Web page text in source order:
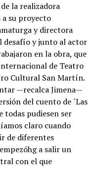
la realizadora
a su proyecto
y directora
desafío y junto al actor
en la obra, que
de Teatro
Cultural San Martín.
—recalca Jimena—
del cuento de ´Las
todas pudiesen ser
claro cuando
de diferentes
a salir un
con el que